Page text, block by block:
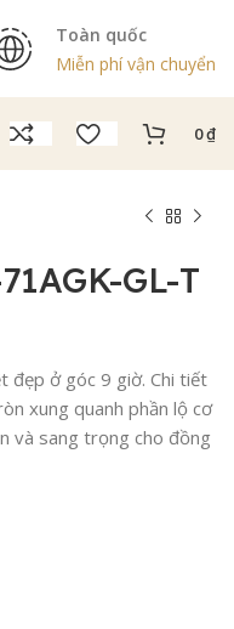
Toàn quốc
Miễn phí vận chuyển
0₫
GL-T
đẹp ở góc 9 giờ. Chi tiết
xung quanh phần lộ cơ
và sang trọng cho đồng